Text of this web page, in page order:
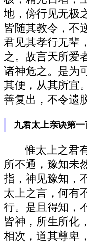
地，傍行见无极
皆随其教令，不
君见其孝行无辈
之。故言天所爱
诸神危之。是为
其便，从其所宜
善复出，不令遗
九君太上亲诀第
惟太上之君
所不通，豫知未
指，神见豫知，
太上之言，何有
行。是且得知，
皆神，所生所化
相次，道其尊卑